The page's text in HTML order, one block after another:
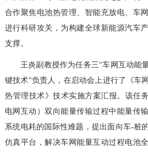
合作聚焦电池热管理、智能充放电、车
进行科研攻关，为构建全球新能源汽车
支撑。
王炎副教授作为任务三"车网互动能
键技术"负责人，在启动会上进行了《车
热管理技术》技术实施方案汇报。该任
电网互动）双向能量传输过程中能量传
系统电耗的国际性难题，提出面向车-桩
仿真平台，解决车网能量互动过程电池